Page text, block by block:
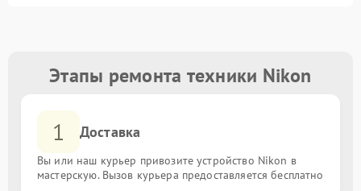
Этапы ремонта техники Nikon
1 Доставка
Вы или наш курьер привозите устройство Nikon в
мастерскую. Вызов курьера предоставляется бесплатно